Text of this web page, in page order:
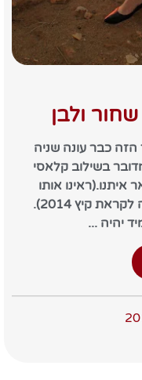
כבר עונה שניה
בשילוב קלאסי
אותו
הרבה גם בתצוגות שהיו לאחרונה לקראת קיץ 2014).
יהיה ...